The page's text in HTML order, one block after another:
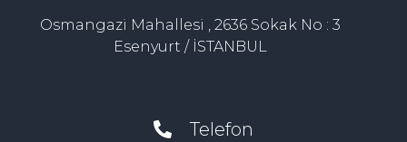
Osmangazi Mahallesi , 2636 Sokak No : 3
Esenyurt / İSTANBUL
Telefon